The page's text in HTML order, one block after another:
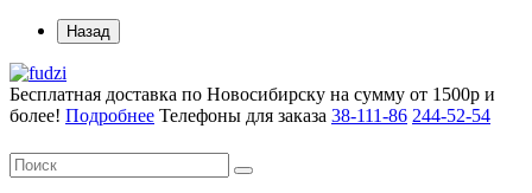
Назад
Бесплатная доставка по Новосибирску на сумму от 1500р и
более! Подробнее Телефоны для заказа 38-111-86 244-52-54